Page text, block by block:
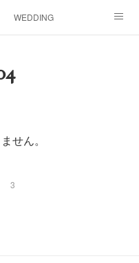
WEDDING
せん。
3